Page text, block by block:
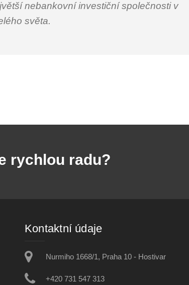
nebankovní investiční společnosti v
světa.
rychlou radu?
Kontaktní údaje
Nurmiho 1668/1, Praha 10 - Hostivar
+420 731 547 313